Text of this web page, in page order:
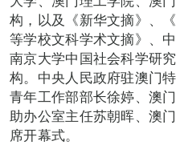
构，以及《新华文摘》、
等学校文科学术文摘》、
南京大学中国社会科学研
构。中央人民政府驻澳门
青年工作部部长徐婷、澳
助办公室主任苏朝晖、澳
席开幕式。